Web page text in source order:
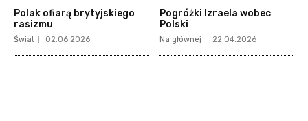
Polak ofiarą brytyjskiego
rasizmu
Świat 02.06.2026
Pogróżki Izraela wobec
Polski
Na głównej 22.04.2026